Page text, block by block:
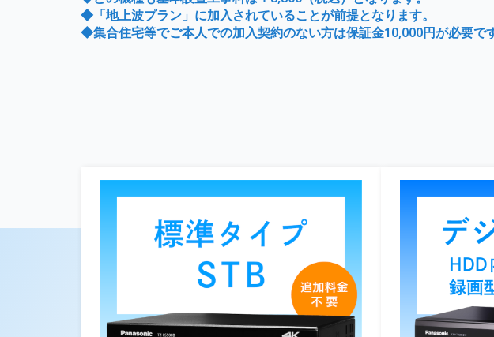
◆「地上波プラン」に加入されていることが前提となります。
◆集合住宅等でご本人での加入契約のない方は保証金10,000円が必要です